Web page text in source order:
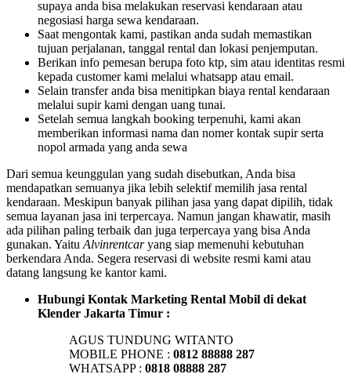
supaya anda bisa melakukan reservasi kendaraan atau
negosiasi harga sewa kendaraan.
Saat mengontak kami, pastikan anda sudah memastikan
tujuan perjalanan, tanggal rental dan lokasi penjemputan.
Berikan info pemesan berupa foto ktp, sim atau identitas resmi
kepada customer kami melalui whatsapp atau email.
Selain transfer anda bisa menitipkan biaya rental kendaraan
melalui supir kami dengan uang tunai.
Setelah semua langkah booking terpenuhi, kami akan
memberikan informasi nama dan nomer kontak supir serta
nopol armada yang anda sewa
Dari semua keunggulan yang sudah disebutkan, Anda bisa
mendapatkan semuanya jika lebih selektif memilih jasa rental
kendaraan. Meskipun banyak pilihan jasa yang dapat dipilih, tidak
semua layanan jasa ini terpercaya. Namun jangan khawatir, masih
ada pilihan paling terbaik dan juga terpercaya yang bisa Anda
gunakan. Yaitu Alvinrentcaryang siap memenuhi kebutuhan
berkendara Anda. Segera reservasi di website resmi kami atau
datang langsung ke kantor kami.
Hubungi Kontak Marketing Rental Mobil di dekat
Klender Jakarta Timur :
AGUS TUNDUNG WITANTO
MOBILE PHONE : 0812 88888 287
WHATSAPP : 0818 08888 287